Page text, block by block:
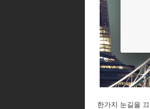
한가지 눈길을